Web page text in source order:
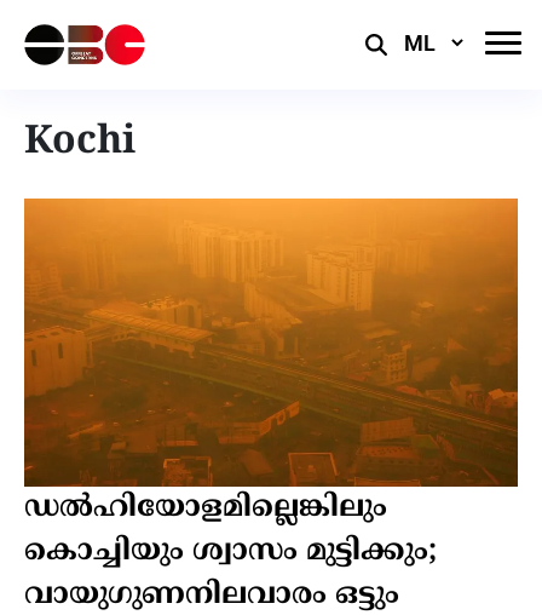
Select
Kochi
ഡല്‍ഹിയോളമില്ലെങ്കിലും
കൊച്ചിയും ശ്വാസം മുട്ടിക്കും;
വായുഗുണനിലവാരം ഒട്ടും